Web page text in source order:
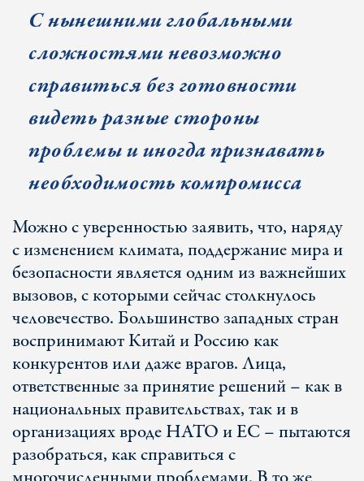
С нынешними глобальными
сложностями невозможно
справиться без готовности
видеть разные стороны
проблемы и иногда признавать
необходимость компромисса
Можно с уверенностью заявить, что, наряду
с изменением климата, поддержание мира и
безопасности является одним из важнейших
вызовов, с которыми сейчас столкнулось
человечество. Большинство западных стран
воспринимают Китай и Россию как
конкурентов или даже врагов. Лица,
ответственные за принятие решений – как в
национальных правительствах, так и в
организациях вроде НАТО и ЕС – пытаются
разобраться, как справиться с